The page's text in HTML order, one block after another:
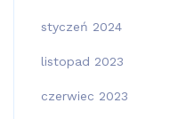
styczeń 2024
listopad 2023
czerwiec 2023